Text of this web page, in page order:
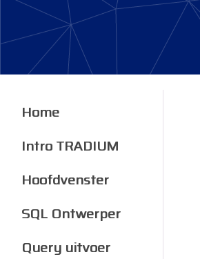
Home
Intro TRADIUM
Hoofdvenster
SQL Ontwerper
Query uitvoer